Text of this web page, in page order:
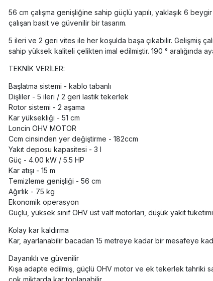
56 cm çalışma genişliğine sahip güçlü yapılı, yaklaşık 6
çalışan basit ve güvenilir bir tasarım.
5 ileri ve 2 geri vites ile her koşulda başa çıkabilir. Gelişmiş
sahip yüksek kaliteli çelikten imal edilmiştir. 190 ° aralığında
TEKNİK VERİLER:
Başlatma sistemi - kablo tabanlı
Dişliler - 5 ileri / 2 geri lastik tekerlek
Rotor sistemi - 2 aşama
Kar yüksekliği - 51 cm
Loncin OHV MOTOR
Ccm cinsinden yer değiştirme - 182ccm
Yakıt deposu kapasitesi - 3 l
Güç - 4.00 kW / 5.5 HP
Kar atışı - 15 m
Temizleme genişliği - 56 cm
Ağırlık - 75 kg
Ekonomik operasyon
Güçlü, yüksek sınıf OHV üst valf motorları, düşük yakıt
Kolay kar kaldırma
Kar, ayarlanabilir bacadan 15 metreye kadar bir mesafeye
Dayanıklı ve güvenilir
Kışa adapte edilmiş, güçlü OHV motor ve ek tekerlek tahriki